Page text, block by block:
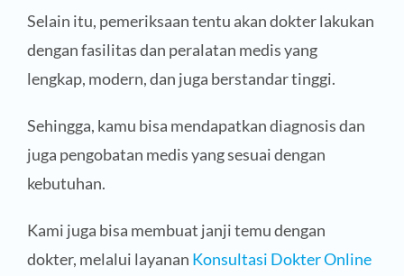
Selain itu, pemeriksaan tentu akan dokter lakukan
dengan fasilitas dan peralatan medis yang
lengkap, modern, dan juga berstandar tinggi.
Sehingga, kamu bisa mendapatkan diagnosis dan
juga pengobatan medis yang sesuai dengan
kebutuhan.
Kami juga bisa membuat janji temu dengan
dokter, melalui layanan Konsultasi Dokter Online